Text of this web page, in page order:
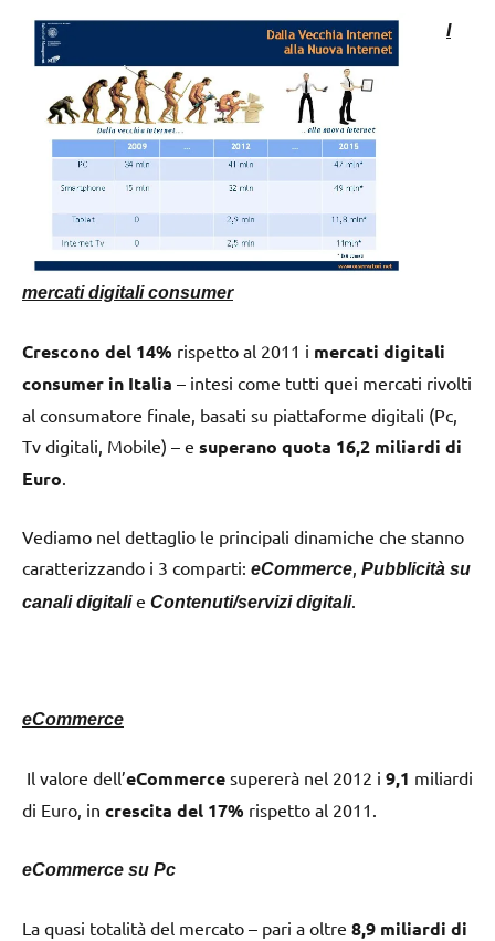
I
mercati digitali consumer
Crescono del 14% rispetto al 2011 i mercati digitali
consumer in Italia – intesi come tutti quei mercati rivolti
al consumatore finale, basati su piattaforme digitali (Pc,
Tv digitali, Mobile) – e superano quota 16,2 miliardi di
Euro
Vediamo nel dettaglio le principali dinamiche che stanno
caratterizzando i 3 comparti: eCommerce Pubblicità su
canali digitalie Contenuti/servizi digitali.
eCommerce
Il valore dell’eCommerce supererà nel 2012 i 9,1 miliardi
di Euro, in crescita del 17% rispetto al 2011.
eCommerce su Pc
La quasi totalità del mercato – pari a oltre 8,9 miliardi di